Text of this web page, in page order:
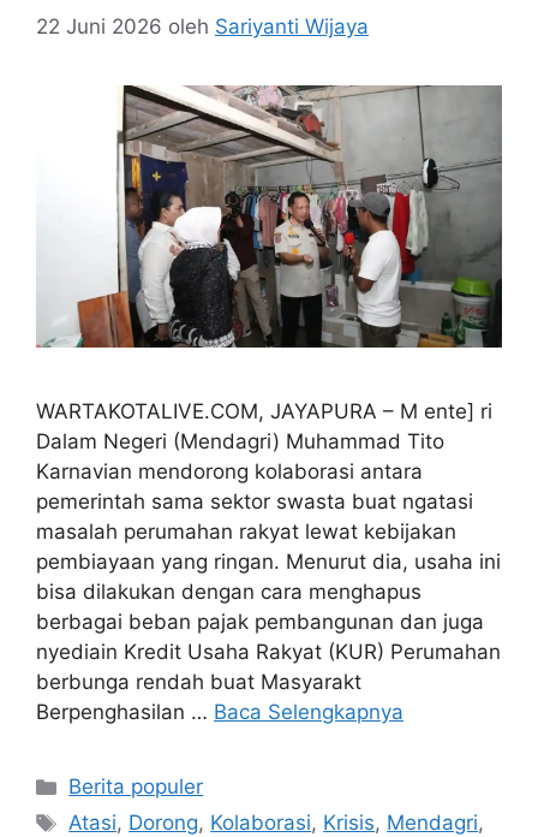
22 Juni 2026 oleh Sariyanti Wijaya
WARTAKOTALIVE.COM, JAYAPURA – M ente] ri
Dalam Negeri (Mendagri) Muhammad Tito
Karnavian mendorong kolaborasi antara
pemerintah sama sektor swasta buat ngatasi
masalah perumahan rakyat lewat kebijakan
pembiayaan yang ringan. Menurut dia, usaha ini
bisa dilakukan dengan cara menghapus
berbagai beban pajak pembangunan dan juga
nyediain Kredit Usaha Rakyat (KUR) Perumahan
berbunga rendah buat Masyarakt
Berpenghasilan … Baca Selengkapnya
Kategori
Berita populer
Tag
Atasi, Dorong, Kolaborasi, Krisis, Mendagri,